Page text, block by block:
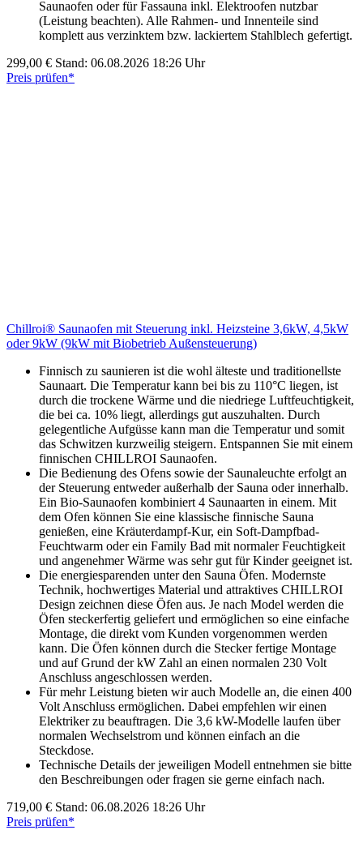
Saunaofen oder für Fassauna inkl. Elektroofen nutzbar
(Leistung beachten). Alle Rahmen- und Innenteile sind
komplett aus verzinktem bzw. lackiertem Stahlblech gefertigt.
299,00 € Stand: 06.08.2026 18:26 Uhr
Preis prüfen*
Chillroi® Saunaofen mit Steuerung inkl. Heizsteine 3,6kW, 4,5kW
oder 9kW (9kW mit Biobetrieb Außensteuerung)
Finnisch zu saunieren ist die wohl älteste und traditionellste
Saunaart. Die Temperatur kann bei bis zu 110°C liegen, ist
durch die trockene Wärme und die niedriege Luftfeuchtigkeit,
die bei ca. 10% liegt, allerdings gut auszuhalten. Durch
gelegentliche Aufgüsse kann man die Temperatur und somit
das Schwitzen kurzweilig steigern. Entspannen Sie mit einem
finnischen CHILLROI Saunaofen.
Die Bedienung des Ofens sowie der Saunaleuchte erfolgt an
der Steuerung entweder außerhalb der Sauna oder innerhalb.
Ein Bio-Saunaofen kombiniert 4 Saunaarten in einem. Mit
dem Ofen können Sie eine klassische finnische Sauna
genießen, eine Kräuterdampf-Kur, ein Soft-Dampfbad-
Feuchtwarm oder ein Family Bad mit normaler Feuchtigkeit
und angenehmer Wärme was sehr gut für Kinder geeignet ist.
Die energiesparenden unter den Sauna Öfen. Modernste
Technik, hochwertiges Material und attraktives CHILLROI
Design zeichnen diese Öfen aus. Je nach Model werden die
Öfen steckerfertig geliefert und ermöglichen so eine einfache
Montage, die direkt vom Kunden vorgenommen werden
kann. Die Öfen können durch die Stecker fertige Montage
und auf Grund der kW Zahl an einen normalen 230 Volt
Anschluss angeschlossen werden.
Für mehr Leistung bieten wir auch Modelle an, die einen 400
Volt Anschluss ermöglichen. Dabei empfehlen wir einen
Elektriker zu beauftragen. Die 3,6 kW-Modelle laufen über
normalen Wechselstrom und können einfach an die
Steckdose.
Technische Details der jeweiligen Modell entnehmen sie bitte
den Beschreibungen oder fragen sie gerne einfach nach.
719,00 € Stand: 06.08.2026 18:26 Uhr
Preis prüfen*